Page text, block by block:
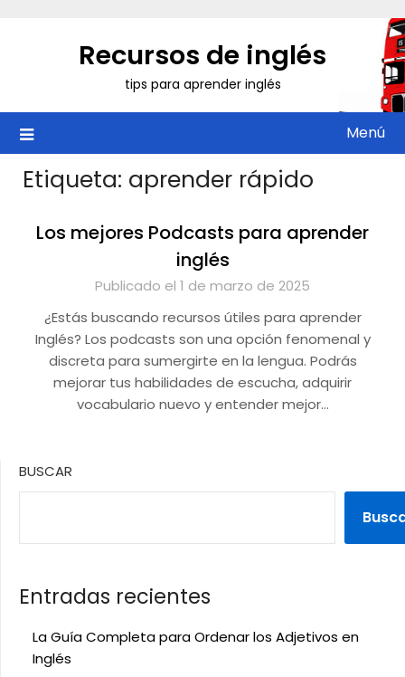
Recursos de inglés
tips para aprender inglés
Menú
Etiqueta: aprender rápido
Los mejores Podcasts para aprender
inglés
Publicado el 1 de marzo de 2025
¿Estás buscando recursos útiles para aprender
Inglés? Los podcasts son una opción fenomenal y
discreta para sumergirte en la lengua. Podrás
mejorar tus habilidades de escucha, adquirir
vocabulario nuevo y entender mejor…
BUSCAR
Entradas recientes
La Guía Completa para Ordenar los Adjetivos en
Inglés